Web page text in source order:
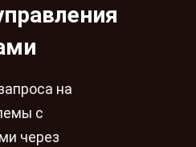
на
с
через